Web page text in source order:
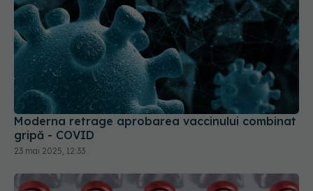
Moderna retrage aprobarea vaccinului combinat
gripă - COVID
23 mai 2025, 12:33